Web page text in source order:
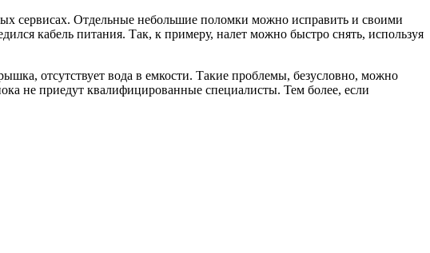
сервисах. Отдельные небольшие поломки можно исправить и своими
кабель питания. Так, к примеру, налет можно быстро снять, используя
отсутствует вода в емкости. Такие проблемы, безусловно, можно
не приедут квалифицированные специалисты. Тем более, если